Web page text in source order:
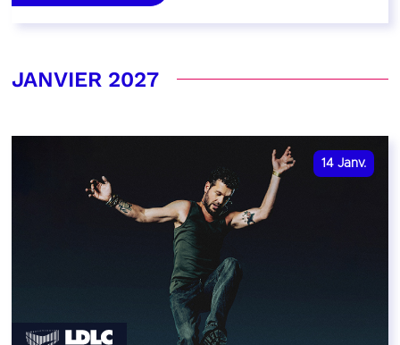
JANVIER 2027
14 Janv.